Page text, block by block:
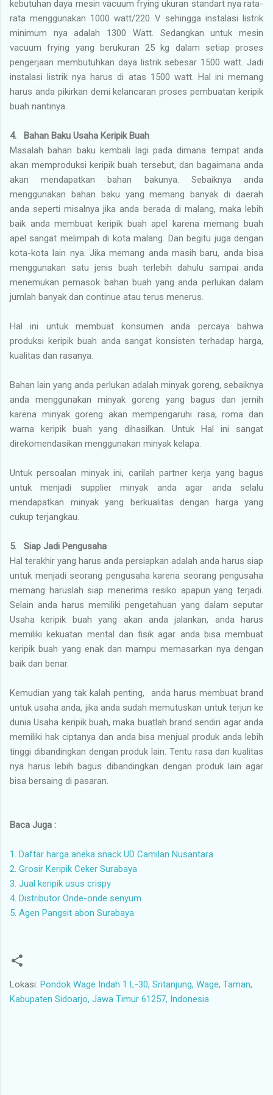
kebutuhan daya mesin vacuum frying ukuran standart nya rata-
rata menggunakan 1000 watt/220 V sehingga instalasi listrik
minimum nya adalah 1300 Watt. Sedangkan untuk mesin
vacuum frying yang berukuran 25 kg dalam setiap proses
pengerjaan membutuhkan daya listrik sebesar 1500 watt. Jadi
instalasi listrik nya harus di atas 1500 watt. Hal ini memang
harus anda pikirkan demi kelancaran proses pembuatan keripik
buah nantinya.
4. Bahan Baku Usaha Keripik Buah
Masalah bahan baku kembali lagi pada dimana tempat anda
akan memproduksi keripik buah tersebut, dan bagaimana anda
akan mendapatkan bahan bakunya. Sebaiknya anda
menggunakan bahan baku yang memang banyak di daerah
anda seperti misalnya jika anda berada di malang, maka lebih
baik anda membuat keripik buah apel karena memang buah
apel sangat melimpah di kota malang. Dan begitu juga dengan
kota-kota lain nya. Jika memang anda masih baru, anda bisa
menggunakan satu jenis buah terlebih dahulu sampai anda
menemukan pemasok bahan buah yang anda perlukan dalam
jumlah banyak dan continue atau terus menerus.
Hal ini untuk membuat konsumen anda percaya bahwa
produksi keripik buah anda sangat konsisten terhadap harga,
kualitas dan rasanya.
Bahan lain yang anda perlukan adalah minyak goreng, sebaiknya
anda menggunakan minyak goreng yang bagus dan jernih
karena minyak goreng akan mempengaruhi rasa, roma dan
warna keripik buah yang dihasilkan. Untuk Hal ini sangat
direkomendasikan menggunakan minyak kelapa.
Untuk persoalan minyak ini, carilah partner kerja yang bagus
untuk menjadi supplier minyak anda agar anda selalu
mendapatkan minyak yang berkualitas dengan harga yang
cukup terjangkau.
5. Siap Jadi Pengusaha
Hal terakhir yang harus anda persiapkan adalah anda harus siap
untuk menjadi seorang pengusaha karena seorang pengusaha
memang haruslah siap menerima resiko apapun yang terjadi.
Selain anda harus memiliki pengetahuan yang dalam seputar
Usaha keripik buah yang akan anda jalankan, anda harus
memiliki kekuatan mental dan fisik agar anda bisa membuat
keripik buah yang enak dan mampu memasarkan nya dengan
baik dan benar.
Kemudian yang tak kalah penting, anda harus membuat brand
untuk usaha anda, jika anda sudah memutuskan untuk terjun ke
dunia Usaha keripik buah, maka buatlah brand sendiri agar anda
memiliki hak ciptanya dan anda bisa menjual produk anda lebih
tinggi dibandingkan dengan produk lain. Tentu rasa dan kualitas
nya harus lebih bagus dibandingkan dengan produk lain agar
bisa bersaing di pasaran.
Baca Juga :
1. Daftar harga aneka snack UD Camilan Nusantara
2. Grosir Keripik Ceker Surabaya
3. Jual keripik usus crispy
4. Distributor Onde-onde senyum
5. Agen Pangsit abon Surabaya
Lokasi: Pondok Wage Indah 1 L-30, Sritanjung, Wage, Taman,
Kabupaten Sidoarjo, Jawa Timur 61257, Indonesia